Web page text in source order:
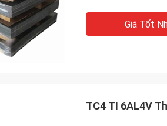
Giá Tốt
TC4 TI 6AL4V